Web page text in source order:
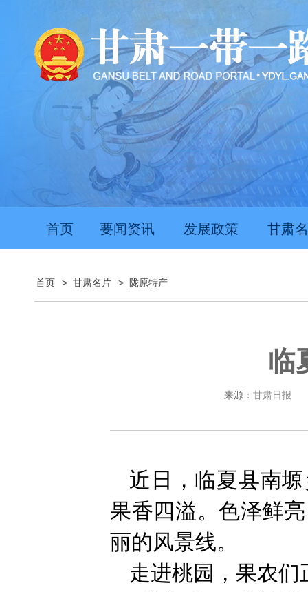
首页 要闻资讯 发展政策 甘肃
首页 > 甘肃名片 > 陇原特产
临
来源： 甘肃日报
近日，临夏县南
果香四溢。色泽鲜
丽的风景线。
走进桃园，果农